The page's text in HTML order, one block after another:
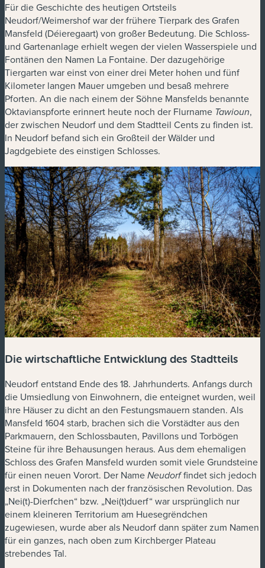
Für die Geschichte des heutigen Ortsteils
Neudorf/Weimershof war der frühere Tierpark des Grafen
Mansfeld (Déieregaart) von großer Bedeutung. Die Schloss-
und Gartenanlage erhielt wegen der vielen Wasserspiele und
Fontänen den Namen La Fontaine. Der dazugehörige
Tiergarten war einst von einer drei Meter hohen und fünf
Kilometer langen Mauer umgeben und besaß mehrere
Pforten. An die nach einem der Söhne Mansfelds benannte
Oktavianspforte erinnert heute noch der Flurname Tawioun,
der zwischen Neudorf und dem Stadtteil Cents zu finden ist.
In Neudorf befand sich ein Großteil der Wälder und
Jagdgebiete des einstigen Schlosses.
Die wirtschaftliche Entwicklung des Stadtteils
Neudorf entstand Ende des 18. Jahrhunderts. Anfangs durch
die Umsiedlung von Einwohnern, die enteignet wurden, weil
ihre Häuser zu dicht an den Festungsmauern standen. Als
Mansfeld 1604 starb, brachen sich die Vorstädter aus den
Parkmauern, den Schlossbauten, Pavillons und Torbögen
Steine für ihre Behausungen heraus. Aus dem ehemaligen
Schloss des Grafen Mansfeld wurden somit viele Grundsteine
für einen neuen Vorort. Der Name Neudorffindet sich jedoch
erst in Dokumenten nach der französischen Revolution. Das
„Nei(t)-Dierfchen“ bzw. „Nei(t)duerf“ war ursprünglich nur
einem kleineren Territorium am Huesegrëndchen
zugewiesen, wurde aber als Neudorf dann später zum Namen
für ein ganzes, nach oben zum Kirchberger Plateau
strebendes Tal.